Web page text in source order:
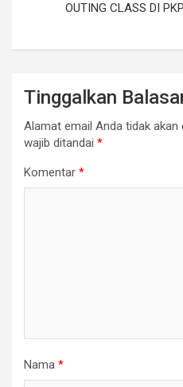
OUTING CLASS DI
Tinggalkan
Alamat email Anda tidak akan
wajib ditandai *
Komentar *
Nama *